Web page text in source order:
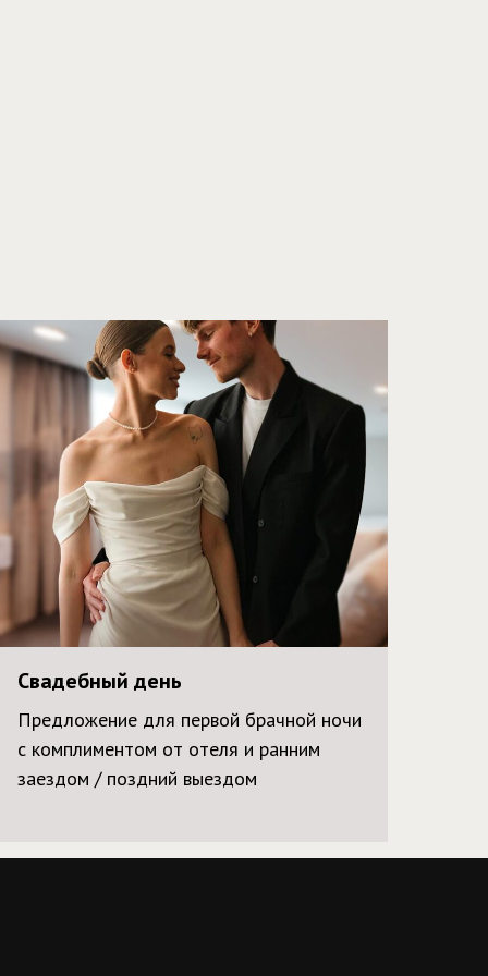
Свадебный день
Предложение для первой брачной ночи
с комплиментом от отеля и ранним
заездом / поздний выездом